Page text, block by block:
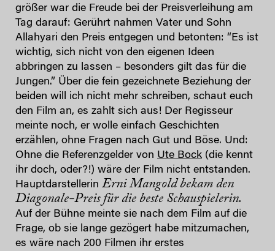
größer war die Freude bei der Preisverleihung am
Tag darauf: Gerührt nahmen Vater und Sohn
Allahyari den Preis entgegen und betonten: “Es ist
wichtig, sich nicht von den eigenen Ideen
abbringen zu lassen – besonders gilt das für die
Jungen.” Über die fein gezeichnete Beziehung der
beiden will ich nicht mehr schreiben, schaut euch
den Film an, es zahlt sich aus! Der Regisseur
meinte noch, er wolle einfach Geschichten
erzählen, ohne Fragen nach Gut und Böse. Und:
Ohne die Referenzgelder von Ute Bock (die kennt
ihr doch, oder?!) wäre der Film nicht entstanden.
Hauptdarstellerin Erni Mangold bekam den
Diagonale-Preis für die beste Schauspielerin.
Auf der Bühne meinte sie nach dem Film auf die
Frage, ob sie lange gezögert habe mitzumachen,
es wäre nach 200 Filmen ihr erstes